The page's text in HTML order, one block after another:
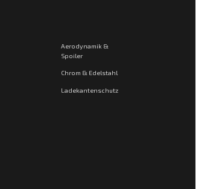
Aerodynamik &
Spoiler
Chrom & Edelstahl
Ladekantenschutz